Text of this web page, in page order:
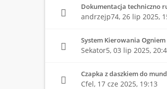
Dokumentacja techniczno
andrzejp74, 26 lip 2025,
System Kierowania Ogniem
Sekator5, 03 lip 2025,
Czapka z daszkiem do
Cfel, 17 cze 2025, 19:13